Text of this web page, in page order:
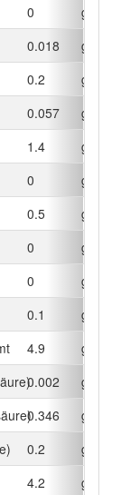
0
g
0.018
g
0.2
g
0.057
g
1.4
g
0
g
0.5
g
0
g
0
g
0.1
g
4.9
g
0.002
g
0.346
g
0.2
g
4.2
g